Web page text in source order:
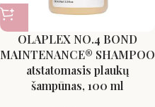
OLAPLEX NO.4 BOND
MAINTENANCE® SHAMPOO
atstatomasis plaukų
šampūnas, 100 ml